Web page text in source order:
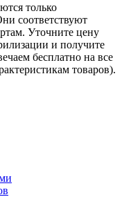
только
соответствуют
Уточните цену
и получите
бесплатно на все
товаров).